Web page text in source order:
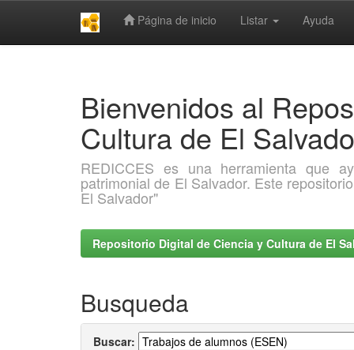
Página de inicio Listar Ayuda
Bienvenidos al
Cultura de El
REDICCES es una herramienta que
patrimonial de El Salvador. Este
El Salvador"
Repositorio Digital de Ciencia y Cultura de El
Busqueda
Buscar: